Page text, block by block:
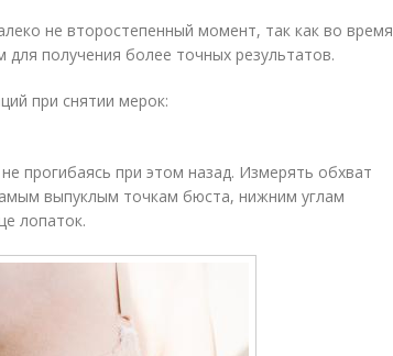
не второстепенный момент, так как во время
получения более точных результатов.
при снятии мерок:
прогибаясь при этом назад. Измерять обхват
выпуклым точкам бюста, нижним углам
лопаток.